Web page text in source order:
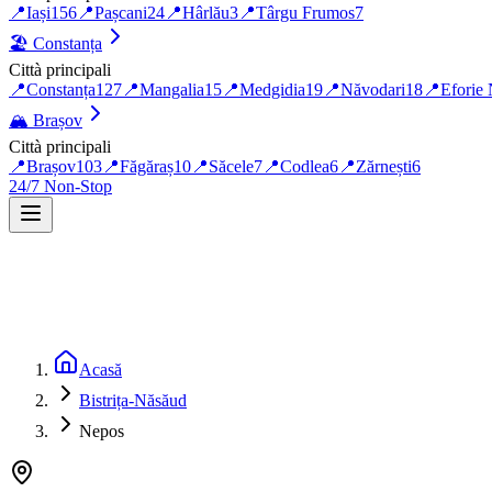
📍Iași156 📍Pașcani24 📍Hârlău3 📍Târgu Frumos7
🏖️ Constanța
Città principali
📍Constanța127 📍Mangalia15 📍Medgidia19 📍Năvodari18 📍Eforie
🏔️ Brașov
Città principali
📍Brașov103 📍Făgăraș10 📍Săcele7 📍Codlea6 📍Zărnești6
24/7 Non-Stop
Acasă
Bistrița-Năsăud
Nepos